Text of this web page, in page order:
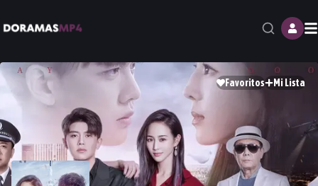
Favoritos Mi Lista